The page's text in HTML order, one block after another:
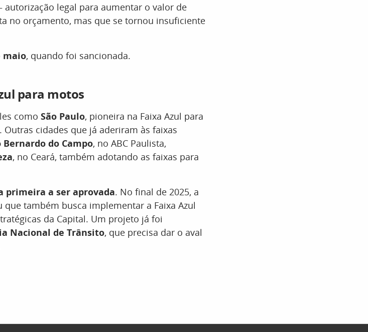
legal para aumentar o valor de
no orçamento, mas que se tornou insuficiente
maio, quando foi sancionada.
para motos
como São Paulo, pioneira na Faixa Azul para
cidades que já aderiram às faixas
Bernardo do Campo, no ABC Paulista,
, no Ceará, também adotando as faixas para
primeira a ser aprovada. No final de 2025, a
também busca implementar a Faixa Azul
da Capital. Um projeto já foi
Nacional de Trânsito, que precisa dar o aval